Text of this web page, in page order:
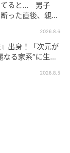
てると… 男子
った直後、親が
2026.8.6
出身！「次元が
る家系”に生ま
2026.8.5